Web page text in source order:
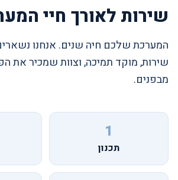
שירות לאורך חיי
המערכת שלכם חיה שנים. אנחנו
שירות, מוקד תמיכה, וצוות שמכיר את
מבפנים.
1
תכנון